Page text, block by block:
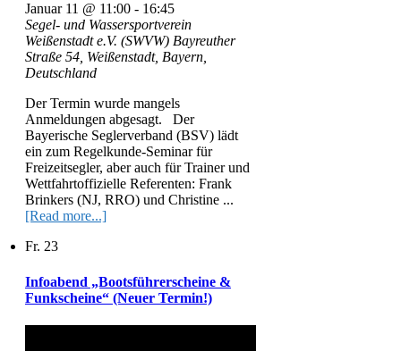
Januar 11 @ 11:00 - 16:45
Segel- und Wassersportverein
Weißenstadt e.V. (SWVW) Bayreuther
Straße 54, Weißenstadt, Bayern,
Deutschland
Der Termin wurde mangels
Anmeldungen abgesagt. Der
Bayerische Seglerverband (BSV) lädt
ein zum Regelkunde-Seminar für
Freizeitsegler, aber auch für Trainer und
Wettfahrtoffizielle Referenten: Frank
Brinkers (NJ, RRO) und Christine ...
[Read more...]
Fr. 23
Infoabend „Bootsführerscheine &
Funkscheine“ (Neuer Termin!)